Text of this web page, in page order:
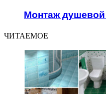
Монтаж
ЧИТАЕМОЕ